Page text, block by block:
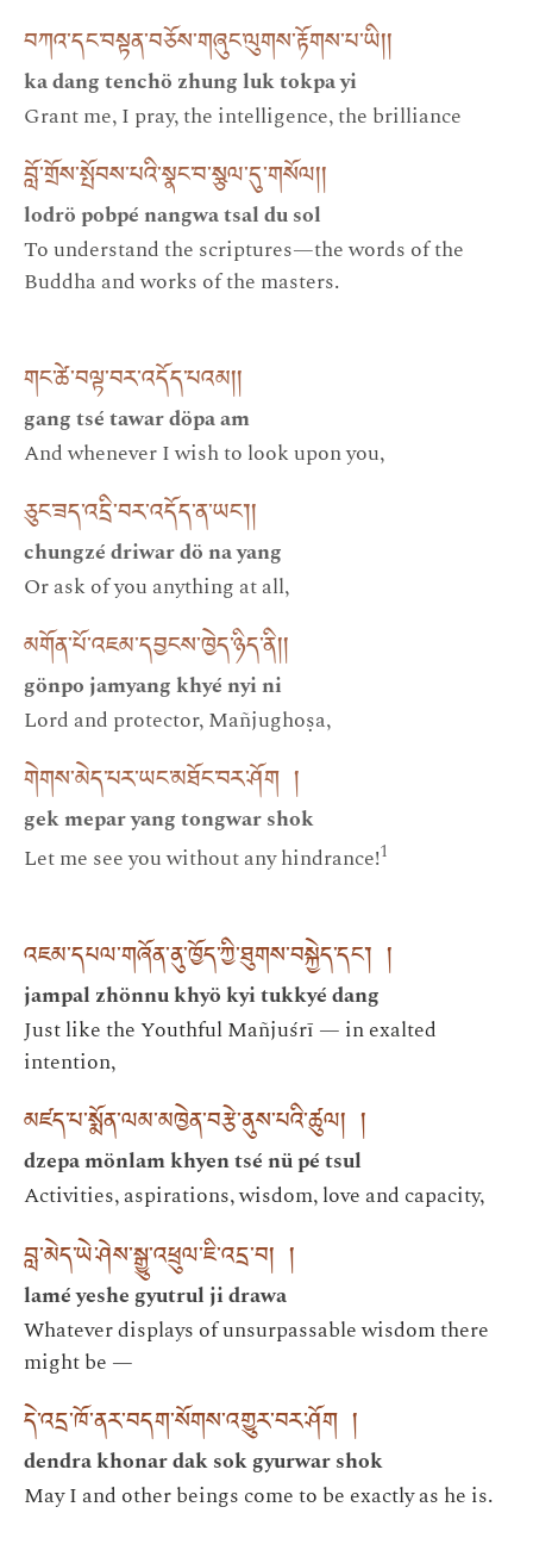
བཀའ་དང་བསྟན་བཅོས་གཞུང་ལུགས་རྟོགས་པ་ཡི། །
ka dang tenchö zhung luk tokpa yi
Grant me, I pray, the intelligence, the brilliance
བློ་གྲོས་སྤོབས་པའི་སྣང་བ་སྩལ་དུ་གསོལ། །
lodrö pobpé nangwa tsal du sol
To understand the scriptures—the words of the
Buddha and works of the masters.
གང་ཚེ་བལྟ་བར་འདོད་པའམ། །
gang tsé tawar döpa am
And whenever I wish to look upon you,
ཅུང་ཟད་འདྲི་བར་འདོད་ན་ཡང༌། །
chungzé driwar dö na yang
Or ask of you anything at all,
མགོན་པོ་འཇམ་དབྱངས་ཁྱེད་ཉིད་ནི། །
gönpo jamyang khyé nyi ni
Lord and protector, Mañjughoṣa,
གེགས་མེད་པར་ཡང་མཐོང་བར་ཤོག །
gek mepar yang tongwar shok
Let me see you without any hindrance!1
འཇམ་དཔལ་གཞོན་ནུ་ཁྱོད་ཀྱི་ཐུགས་བསྐྱེད་དང་། །
jampal zhönnu khyö kyi tukkyé dang
Just like the Youthful Mañjuśrī — in exalted
intention,
མཛད་པ་སྨོན་ལམ་མཁྱེན་བརྩེ་ནུས་པའི་ཚུལ། །
dzepa mönlam khyen tsé nü pé tsul
Activities, aspirations, wisdom, love and capacity,
བླ་མེད་ཡེ་ཤེས་སྒྱུ་འཕྲུལ་ཇི་འདྲ་བ། །
lamé yeshe gyutrul ji drawa
Whatever displays of unsurpassable wisdom there
might be —
དེ་འདྲ་ཁོ་ནར་བདག་སོགས་འགྱུར་བར་ཤོག །
dendra khonar dak sok gyurwar shok
May I and other beings come to be exactly as he is.